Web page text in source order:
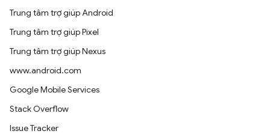
Trung tâm trợ giúp Android
Trung tâm trợ giúp Pixel
Trung tâm trợ giúp Nexus
www.android.com
Google Mobile Services
Stack Overflow
Issue Tracker